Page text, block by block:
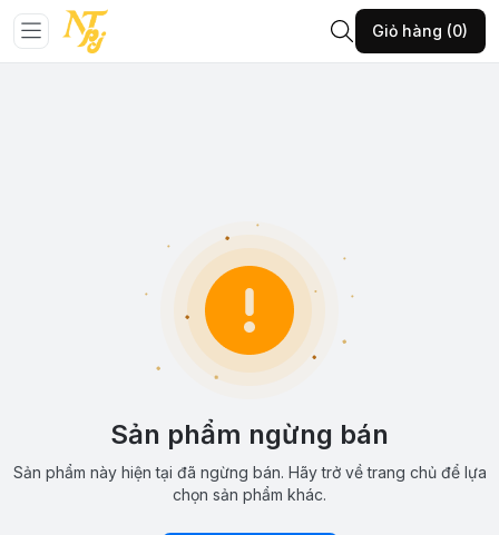
Giỏ hàng (0)
Sản phẩm ngừng bán
Sản phẩm này hiện tại đã ngừng bán. Hãy trở về trang chủ để lựa
chọn sản phẩm khác.